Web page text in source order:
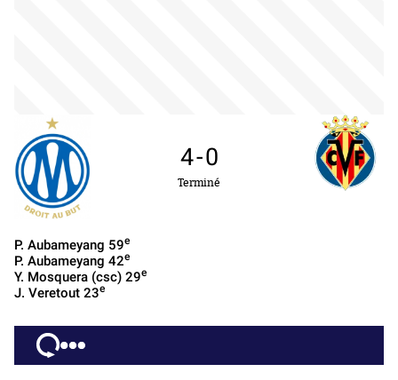
4-0
Terminé
P. Aubameyang 59e
P. Aubameyang 42e
Y. Mosquera (csc) 29e
J. Veretout 23e